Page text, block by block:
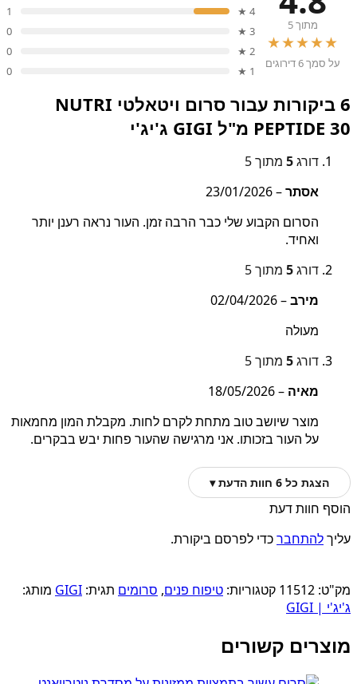
מתוך 5
★★★★★
על סמך 6 דירוגים
4 ★
1
3 ★
0
2 ★
0
1 ★
0
6 ביקורות עבור
סרום ויטאלטי NUTRI
PEPTIDE 30 מ"ל GIGI ג'יג'י
דורג5 מתוך 5
אסתר–
23/01/2026
הסרום הקבוע שלי כבר הרבה זמן. העור נראה רענן יותר
ואחיד.
דורג5 מתוך 5
מירב–
02/04/2026
מעולה
דורג5 מתוך 5
מאיה –
18/05/2026
מוצר שיושב טוב מתחת לקרם לחות. מקבלת המון מחמאות
על העור בזכותו. אני מרגישה שהעור פחות יבש בבקרים.
הצגת כל 6 חוות הדעת ▾
הוסף חוות דעת
עליךלהתחברכדי לפרסם ביקורת.
מק"ט: 11512 קטגוריות: טיפוח פנים, סרומים תגית: GIGI מותג:
ג'יג'י | GIGI
מוצרים קשורים